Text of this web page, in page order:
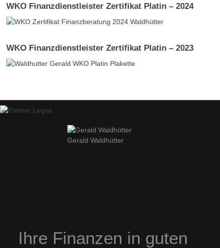
WKO Finanzdienstleister Zertifikat Platin – 2024
WKO Finanzdienstleister Zertifikat Platin – 2023
Gerald Waldhütter
Ihre Finanzen in guten